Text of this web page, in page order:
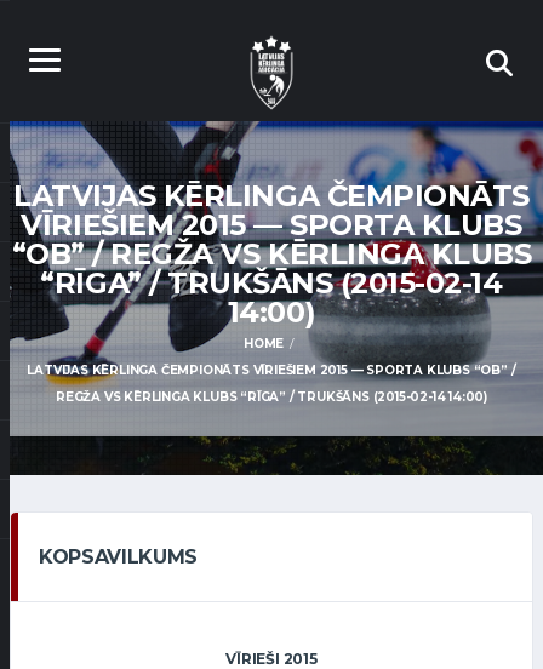
LATVIJAS KĒRLINGA ČEMPIONĀTS
VĪRIEŠIEM 2015 — SPORTA KLUBS
“OB” / REGŽA VS KĒRLINGA KLUBS
“RĪGA” / TRUKŠĀNS (2015-02-14
14:00)
HOME
LATVIJAS KĒRLINGA ČEMPIONĀTS VĪRIEŠIEM 2015 — SPORTA KLUBS “OB” /
REGŽA VS KĒRLINGA KLUBS “RĪGA” / TRUKŠĀNS (2015-02-14 14:00)
KOPSAVILKUMS
VĪRIEŠI 2015